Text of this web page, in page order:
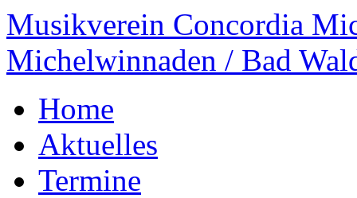
Musikverein Concordia
Michelwinnaden / Bad
Home
Aktuelles
Termine